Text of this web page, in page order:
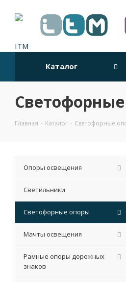
Каталог
Главная - Каталог - Светофорные
Опоры освещения
Светильники
Светофорные опоры
Мачты освещения
Рамные опоры дорожных
знаков